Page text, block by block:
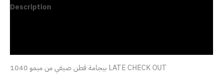
Description
بيجامة قطن صيفي من ميمو 1040 LATE CHECK OUT